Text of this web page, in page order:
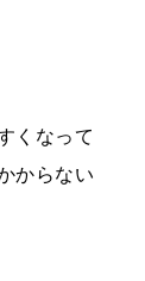
くなって
からない